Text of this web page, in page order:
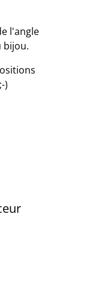
l'angle
bijou.
)